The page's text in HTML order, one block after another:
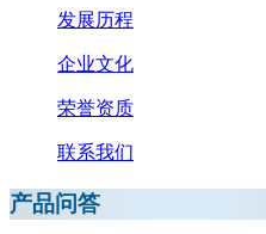
发展历程
企业文化
荣誉资质
联系我们
产品问答